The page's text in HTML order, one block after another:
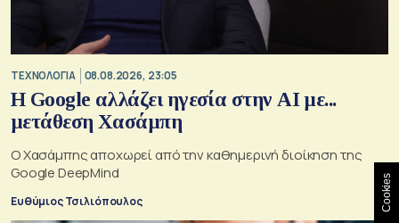
ΤΕΧΝΟΛΟΓΙΑ 08.08.2026, 23:05
Η Google αλλάζει ηγεσία στην AI με...
μετάθεση Χασάμπη
Ο Χασάμπης αποχωρεί από την καθημερινή διοίκηση της
Google DeepMind
Ευθύμιος Τσιλιόπουλος Cookies